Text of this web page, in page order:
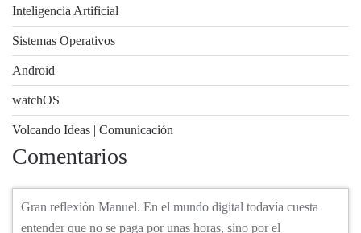
Inteligencia Artificial
Sistemas Operativos
Android
watchOS
Volcando Ideas | Comunicación
Comentarios
Gran reflexión Manuel. En el mundo digital todavía cuesta
entender que no se paga por unas horas, sino por el